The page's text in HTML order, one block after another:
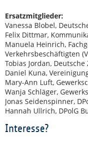
Ersatzmitglieder:
Vanessa Blobel,
Felix Dittmar,
Manuela Heinrich,
Verkehrsbeschäftigten
Tobias Jordan,
Daniel Kuna,
Mary-Ann Luft,
Wanja Schläger,
Jonas Seidenspinner,
Hannah Ullrich, DPolG
Interesse?